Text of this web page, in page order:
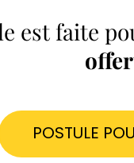
est faite
POSTULE